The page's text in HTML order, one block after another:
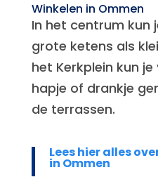
Winkelen in Ommen
In het centrum kun
grote ketens als
het Kerkplein kun
hapje of drankje
de terrassen.
Lees hier alles
in Ommen